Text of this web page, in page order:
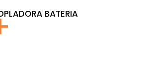
BATERIA